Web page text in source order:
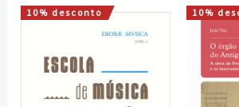
10% desconto
O
era:
16,00 €.
O
preço
14,40 €.
10%
O